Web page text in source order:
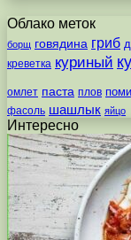
Облако меток
борщ говядина гриб
креветка куриный
омлет паста плов
фасоль шашлык яйцо
Интересно